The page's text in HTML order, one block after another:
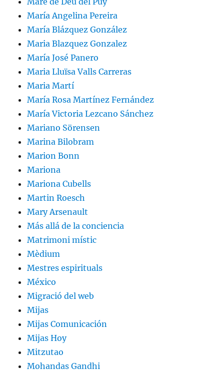
María Angelina Pereira
María Blázquez González
Maria Blazquez Gonzalez
María José Panero
Maria Lluïsa Valls Carreras
Maria Martí
María Rosa Martínez Fernández
María Victoria Lezcano Sánchez
Mariano Sörensen
Marina Bilobram
Marion Bonn
Mariona
Mariona Cubells
Martin Roesch
Mary Arsenault
Más allá de la conciencia
Matrimoni místic
Mèdium
Mestres espirituals
México
Migració del web
Mijas
Mijas Comunicación
Mijas Hoy
Mitzutao
Mohandas Gandhi